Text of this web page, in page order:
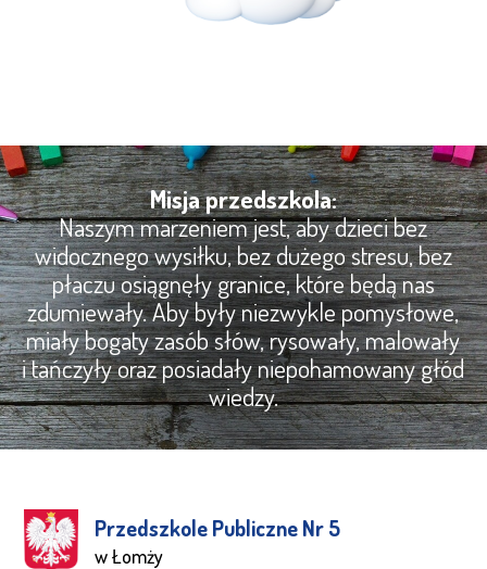
Misja przedszkola:
Naszym marzeniem jest, aby dzieci bez
widocznego wysiłku, bez dużego stresu, bez
płaczu osiągnęły granice, które będą nas
zdumiewały. Aby były niezwykle pomysłowe,
miały bogaty zasób słów, rysowały, malowały
i tańczyły oraz posiadały niepohamowany głód
wiedzy.
Przedszkole Publiczne Nr 5
w Łomży